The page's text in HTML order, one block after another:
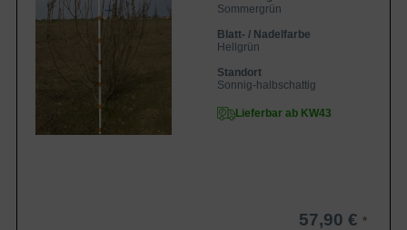
Sommergrün
Blatt- / Nadelfarbe
Hellgrün
Standort
Sonnig-halbschattig
Lieferbar ab KW43
57,90 €